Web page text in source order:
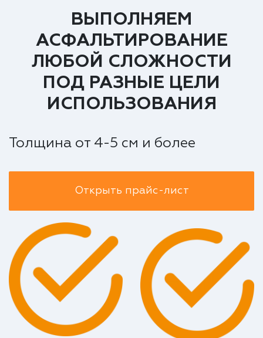
ВЫПОЛНЯЕМ
АСФАЛЬТИРОВАНИЕ
ЛЮБОЙ СЛОЖНОСТИ
ПОД РАЗНЫЕ ЦЕЛИ
ИСПОЛЬЗОВАНИЯ
Толщина от 4-5 см и более
Открыть прайс-лист